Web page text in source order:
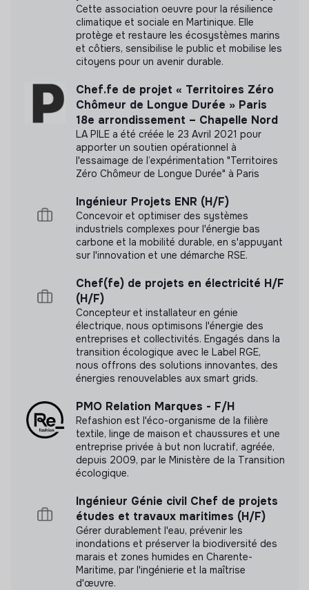
Pour un réveil écologique
Documents
N'a pas encore communiqué de documents de
transparence
Cette association oeuvre pour la résilience
climatique et sociale en Martinique. Elle
protège et restaure les écosystèmes marins
et côtiers, sensibilise le public et mobilise les
citoyens pour un avenir durable.
Chef.fe de projet « Territoires Zéro
Chômeur de Longue Durée » Paris
18e arrondissement – Chapelle Nord
LA PILE a été créée le 23 Avril 2021 pour
apporter un soutien opérationnel à
l'essaimage de l’expérimentation "Territoires
Zéro Chômeur de Longue Durée" à Paris
Ingénieur Projets ENR (H/F)
Concevoir et optimiser des systèmes
industriels complexes pour l'énergie bas
carbone et la mobilité durable, en s'appuyant
sur l'innovation et une démarche RSE.
Chef(fe) de projets en électricité H/F
(H/F)
Concepteur et installateur en génie
électrique, nous optimisons l'énergie des
entreprises et collectivités. Engagés dans la
transition écologique avec le Label RGE,
nous offrons des solutions innovantes, des
énergies renouvelables aux smart grids.
PMO Relation Marques - F/H
Refashion est l'éco-organisme de la filière
textile, linge de maison et chaussures et une
entreprise privée à but non lucratif, agréée,
depuis 2009, par le Ministère de la Transition
écologique.
Ingénieur Génie civil Chef de projets
études et travaux maritimes (H/F)
Gérer durablement l'eau, prévenir les
inondations et préserver la biodiversité des
marais et zones humides en Charente-
Maritime, par l'ingénierie et la maîtrise
d'œuvre.